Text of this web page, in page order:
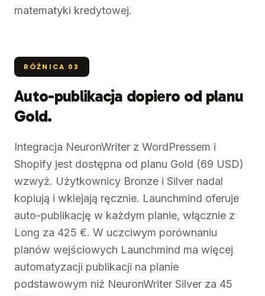
matematyki kredytowej.
RÓŻNICA 03
Auto-publikacja dopiero od planu
Gold.
Integracja NeuronWriter z WordPressem i
Shopify jest dostępna od planu Gold (69 USD)
wzwyż. Użytkownicy Bronze i Silver nadal
kopiują i wklejają ręcznie. Launchmind oferuje
auto-publikację w każdym planie, włącznie z
Long za 425 €. W uczciwym porównaniu
planów wejściowych Launchmind ma więcej
automatyzacji publikacji na planie
podstawowym niż NeuronWriter Silver za 45